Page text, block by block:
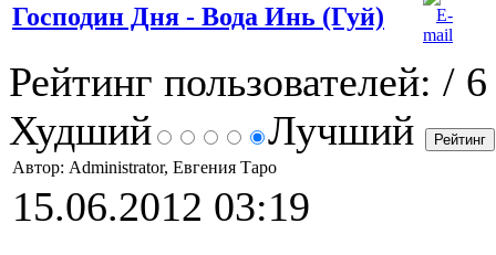
Господин Дня - Вода Инь (Гуй)
Рейтинг пользователей: / 6
Худший
Лучший
Автор: Administrator, Евгения Таро
15.06.2012 03:19